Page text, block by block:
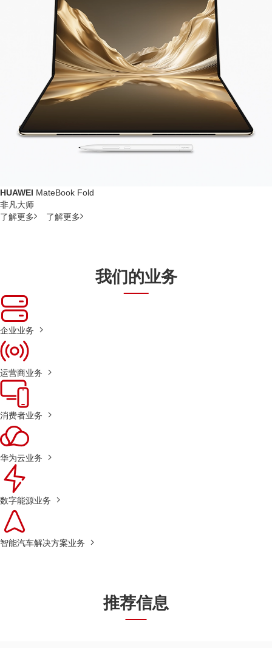
HUAWEI MateBook Fold
非凡大师
了解更多
了解更多
我们的业务
企业业务
运营商业务
消费者业务
华为云业务
数字能源业务
智能汽车解决方案业务
推荐信息